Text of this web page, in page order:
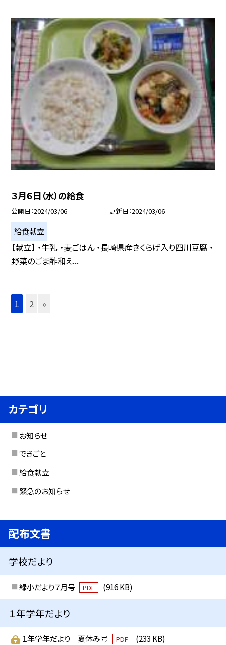
３月６日（水）の給食
公開日 2024/03/06 更新日 2024/03/06
給食献立
【献立】 ・牛乳 ・麦ごはん ・長崎県産きくらげ入り四川豆腐 ・
野菜のごま酢和え...
1 2 »
カテゴリ
お知らせ
できごと
給食献立
緊急のお知らせ
配布文書
学校だより
緑小だより７月号 PDF (916 KB)
１年学年だより
１年学年だより 夏休み号 PDF (233 KB)